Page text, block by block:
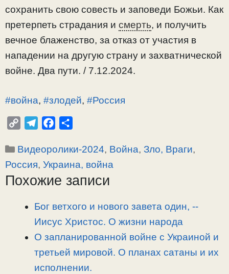
сохранить свою совесть и заповеди Божьи. Как
претерпеть страдания и смерть, и получить
вечное блаженство, за отказ от участия в
нападении на другую страну и захватнической
войне. Два пути. / 7.12.2024.
#война, #злодей, #Россия
p
y
L
l
g
a
c
e
b
п
р
а
ь
Рубрики
Видеоролики-2024, Война,Зло, Враги,
Россия, Украина, война
Похожие записи
Бог ветхого и нового завета один, -­
Иисус Христос. О жизни народа
О запланированной войне с Украиной и
третьей мировой. О планах сатаны и их
исполнении.